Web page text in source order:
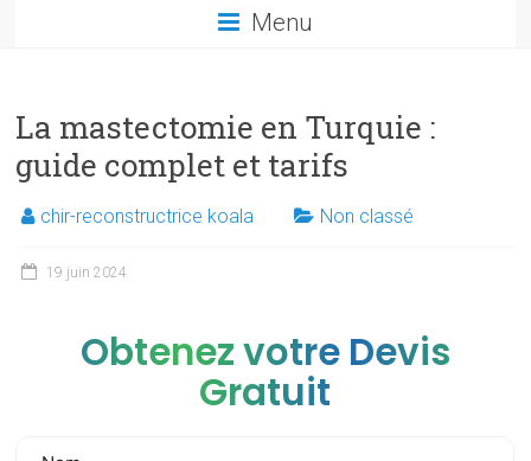
Menu
La mastectomie en Turquie :
guide complet et tarifs
chir-reconstructrice koala Non classé
19 juin 2024
Obtenez votre Devis
Gratuit